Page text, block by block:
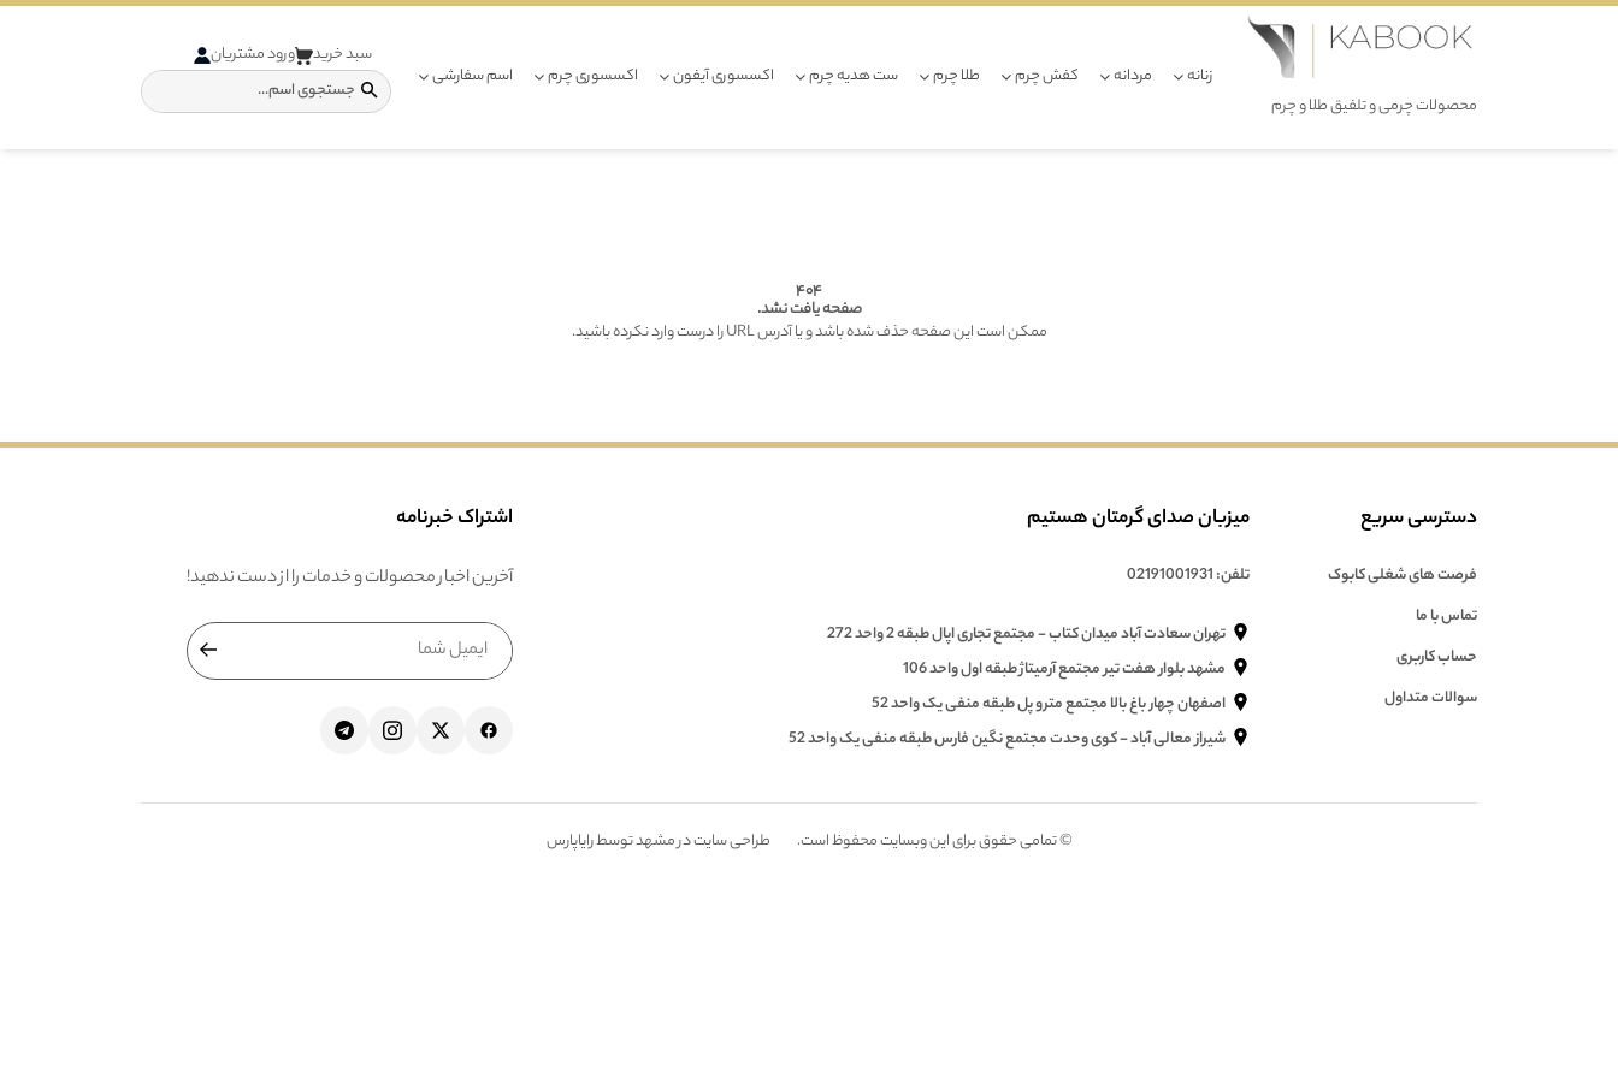
محصولات چرمی و تلفیق طلا و چرم
زنانه مردانه کفش چرم طلا چرم ست هدیه چرم اکسسوری آیفون اکسسوری چرم اسم سفارشی
سبد خرید ورود مشتریان
404
صفحه یافت نشد.
ممکن است این صفحه حذف شده باشد و یا آدرس URL را درست وارد نکرده باشید.
دسترسی سریع
فرصت های شغلی کابوک
تماس با ما
حساب کاربری
سوالات متداول
میزبان صدای گرمتان هستیم
تلفن: 02191001931
تهران سعادت آباد میدان کتاب - مجتمع تجاری اپال طبقه 2 واحد 272
مشهد بلوار هفت تیر مجتمع آرمیتاژ طبقه اول واحد 106
اصفهان چهار باغ بالا مجتمع مترو پل طبقه منفی یک واحد 52
شیراز معالی آباد - کوی وحدت مجتمع نگین فارس طبقه منفی یک واحد 52
اشتراک خبرنامه
آخرین اخبار محصولات و خدمات را از دست ندهید!
© تمامی حقوق برای این وبسایت محفوظ است. طراحی سایت در مشهدتوسطرایاپارس